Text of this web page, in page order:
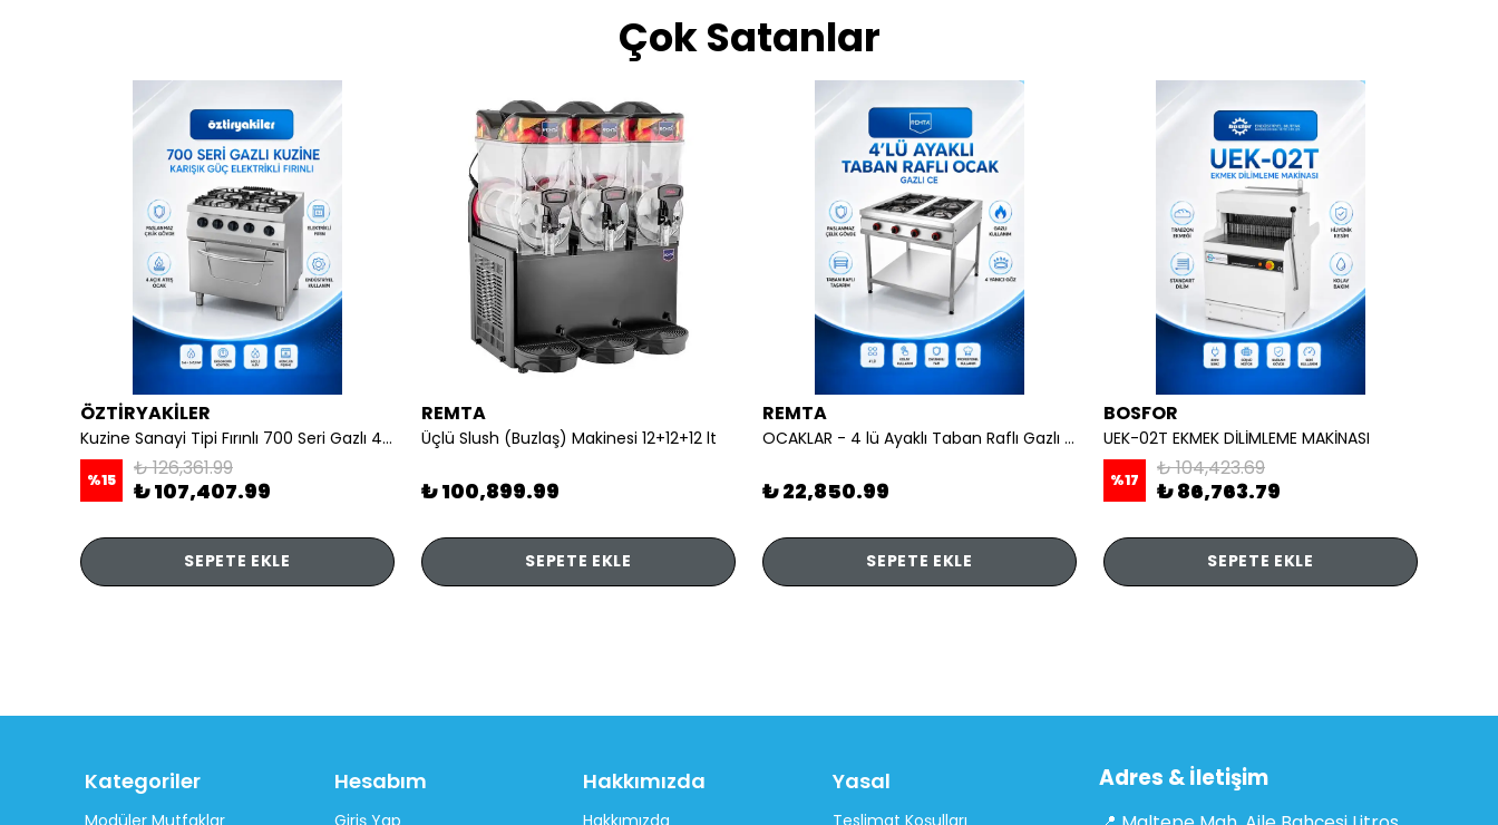
Çok Satanlar
ÖZTİRYAKİLER
Kuzine Sanayi Tipi Fırınlı 700 Seri Gazlı 4 Açık Ateş 80x70x85 (Lp)-2X6Kw+2X7,5Kw+6Kw Elektrikli Fırın
%15 ₺ 126,361.99
₺ 107,407.99
SEPETE EKLE
REMTA
Üçlü Slush (Buzlaş) Makinesi 12+12+12 lt
₺ 100,899.99
SEPETE EKLE
REMTA
OCAKLAR - 4 lü Ayaklı Taban Raflı Gazlı CE
₺ 22,850.99
SEPETE EKLE
BOSFOR
UEK-02T EKMEK DİLİMLEME MAKİNASI
%17 ₺ 104,423.69
₺ 86,763.79
SEPETE EKLE
Kategoriler
Modüler Mutfaklar
Hesabım
Giriş Yap
Hakkımızda
Hakkımızda
Yasal
Teslimat Koşulları
Adres & İletişim